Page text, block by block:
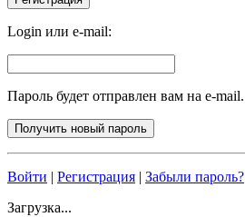
Login или e-mail:
Пароль будет отправлен вам на e-mail.
Войти | Регистрация | Забыли пароль?
Загрузка...